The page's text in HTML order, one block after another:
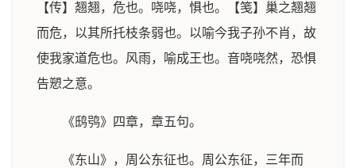
【传】翘翘，危也。哓哓，惧也。【笺】巢之翘翘
而危，以其所托枝条弱也。以喻今我子孙不肖，故
使我家道危也。风雨，喻成王也。音哓哓然，恐惧
告愬之意。
《鸱鸮》四章，章五句。
《东山》，周公东征也。周公东征，三年而